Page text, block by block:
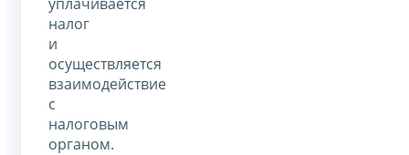
налог
и
осуществляется
взаимодействие
с
налоговым
органом.